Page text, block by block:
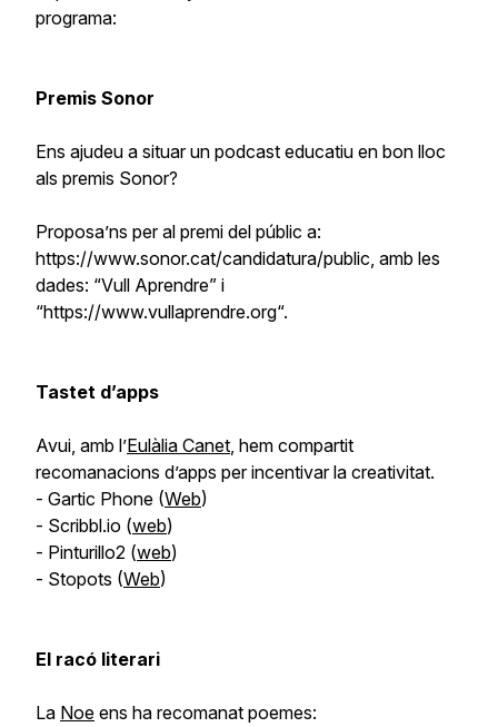
programa:
Premis Sonor
Ens ajudeu a situar un podcast educatiu en bon lloc
als premis Sonor?
Proposa’ns per al premi del públic a:
https://www.sonor.cat/candidatura/public, amb les
dades: “Vull Aprendre” i
“https://www.vullaprendre.org“.
Tastet d’apps
Avui, amb l’Eulàlia Canet, hem compartit
recomanacions d’apps per incentivar la creativitat.
- Gartic Phone (Web)
- Scribbl.io (web)
- Pinturillo2 (web)
- Stopots (Web)
El racó literari
La Noe ens ha recomanat poemes: